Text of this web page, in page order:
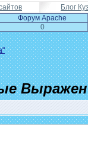
Блог
Форум Apache
0